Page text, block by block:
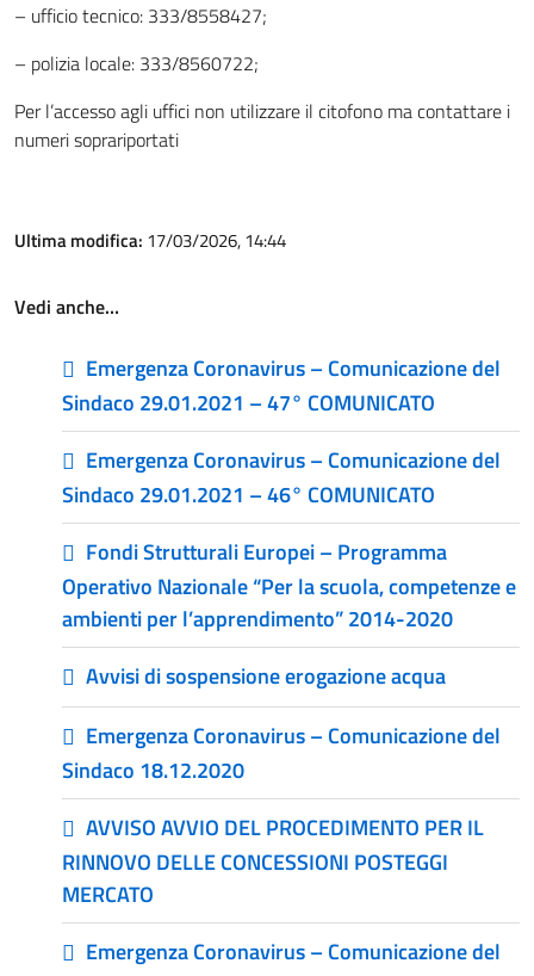
– ufficio tecnico: 333/8558427;
– polizia locale: 333/8560722;
Per l’accesso agli uffici non utilizzare il citofono ma contattare i
numeri soprariportati
Ultima modifica: 17/03/2026, 14:44
Vedi anche…
Emergenza Coronavirus – Comunicazione del
Sindaco 29.01.2021 – 47° COMUNICATO
Emergenza Coronavirus – Comunicazione del
Sindaco 29.01.2021 – 46° COMUNICATO
Fondi Strutturali Europei – Programma
Operativo Nazionale “Per la scuola, competenze e
ambienti per l’apprendimento” 2014-2020
Avvisi di sospensione erogazione acqua
Emergenza Coronavirus – Comunicazione del
Sindaco 18.12.2020
AVVISO AVVIO DEL PROCEDIMENTO PER IL
RINNOVO DELLE CONCESSIONI POSTEGGI
MERCATO
Emergenza Coronavirus – Comunicazione del